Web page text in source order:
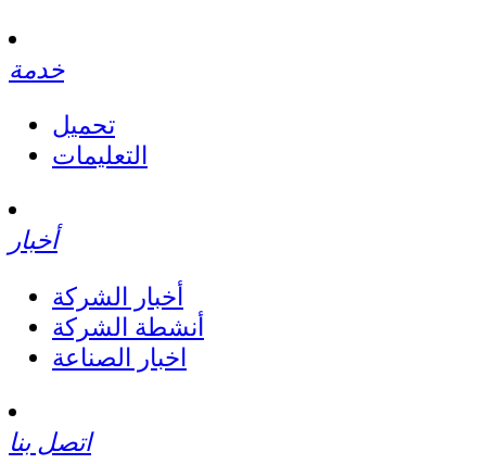
خدمة
تحميل
التعليمات
أخبار
أخبار الشركة
أنشطة الشركة
اخبار الصناعة
اتصل بنا